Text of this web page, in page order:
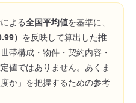
よる全国平均値を基準に、
） を反映して算出した推
帯構成・物件・契約内容・
値ではありません。あくま
か」を把握するための参考